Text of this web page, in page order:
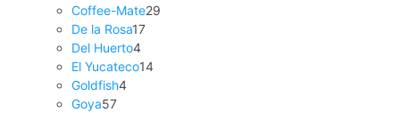
Coffee-Mate29
De la Rosa17
Del Huerto4
El Yucateco14
Goldfish4
Goya57